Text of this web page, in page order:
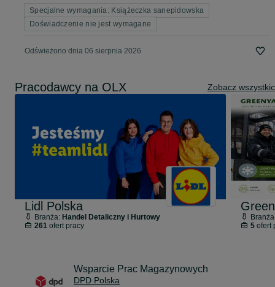
Specjalne wymagania: Książeczka sanepidowska
Doświadczenie nie jest wymagane
Odświeżono dnia 06 sierpnia 2026
Pracodawcy na OLX Zobacz
Lidl Polska
Branża: Handel Detaliczny i Hurtowy
261ofert pracy
5ofert
Wsparcie Prac Magazynowych
DPD Polska